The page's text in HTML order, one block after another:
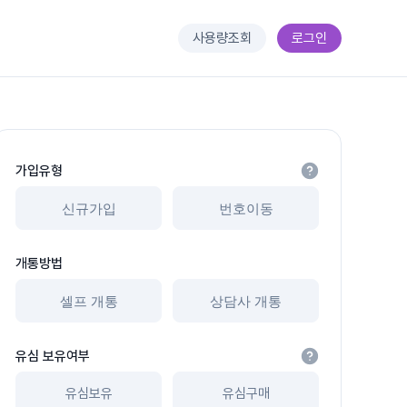
사용량조회 로그인
가입유형
신규가입 번호이동
개통방법
셀프 개통 상담사 개통
유심 보유여부
유심보유 유심구매